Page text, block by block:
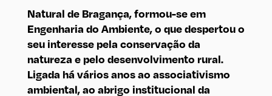
Natural de Bragança, formou-se em
Engenharia do Ambiente, o que despertou o
seu interesse pela conservação da
natureza e pelo desenvolvimento rural.
Ligada há vários anos ao associativismo
ambiental, ao abrigo institucional da